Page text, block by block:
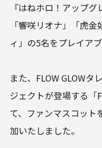
『はねホロ！アップ
「響咲リオナ」「虎
ィ」の5名をプレイア
また、FLOW GLOW
ジェクトが登場する「
て、ファンマスコット
加いたしました。